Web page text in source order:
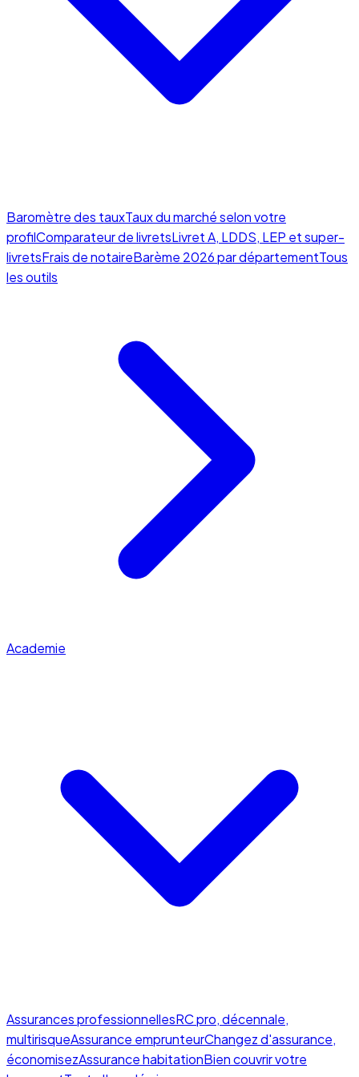
Baromètre des tauxTaux du marché selon votre
profilComparateur de livretsLivret A, LDDS, LEP et super-
livretsFrais de notaireBarème 2026 par départementTous
les outils
Academie
Assurances professionnellesRC pro, décennale,
multirisqueAssurance emprunteurChangez d'assurance,
économisezAssurance habitationBien couvrir votre